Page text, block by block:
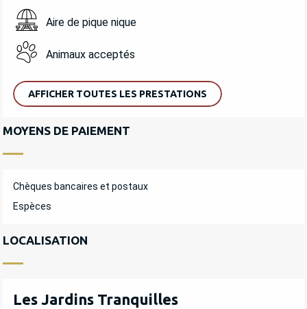
Aire de pique nique
Animaux acceptés
AFFICHER TOUTES LES PRESTATIONS
MOYENS DE PAIEMENT
Chèques bancaires et postaux
Espèces
LOCALISATION
Les Jardins Tranquilles